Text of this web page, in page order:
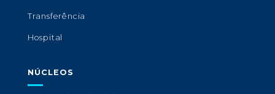
Transferência
Hospital
NÚCLEOS